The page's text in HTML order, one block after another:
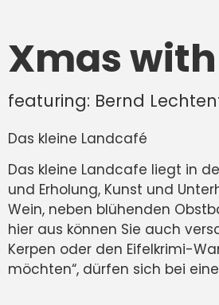
Xmas
featuring: Bernd
Das kleine Landcafé
Das kleine Landcafe liegt in
und Erholung, Kunst und
Wein, neben blühenden
hier aus können Sie auch
Kerpen oder den Eifelkrimi-
möchten“, dürfen sich bei